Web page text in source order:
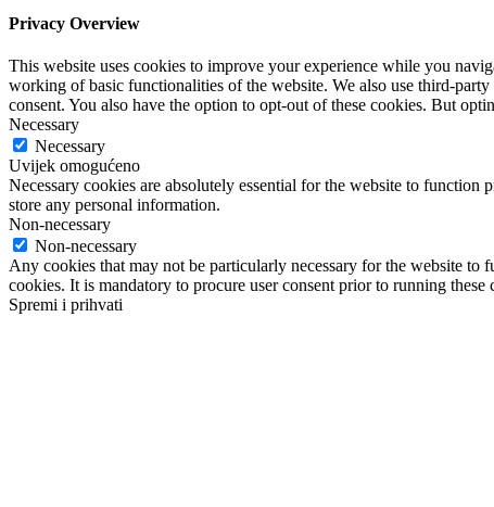
Privacy Overview
This website uses cookies to improve your experience while you
working of basic functionalities of the website. We also use third-
consent. You also have the option to opt-out of these cookies. But
Necessary
Necessary
Uvijek omogućeno
Necessary cookies are absolutely essential for the website to
store any personal information.
Non-necessary
Non-necessary
Any cookies that may not be particularly necessary for the website to
cookies. It is mandatory to procure user consent prior to running these
Spremi i prihvati